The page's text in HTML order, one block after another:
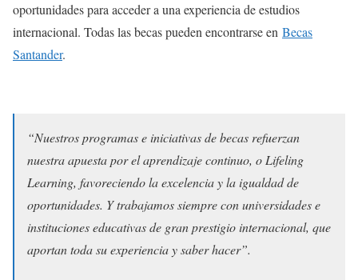
oportunidades para acceder a una experiencia de estudios
internacional. Todas las becas pueden encontrarse en Becas
Santander.
“Nuestros programas e iniciativas de becas refuerzan
nuestra apuesta por el aprendizaje continuo, o Lifeling
Learning, favoreciendo la excelencia y la igualdad de
oportunidades. Y trabajamos siempre con universidades e
instituciones educativas de gran prestigio internacional, que
aportan toda su experiencia y saber hacer”.